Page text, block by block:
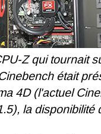
Z qui tournait
était
4D (l'actuel
la